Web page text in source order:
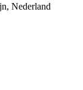
Nederland